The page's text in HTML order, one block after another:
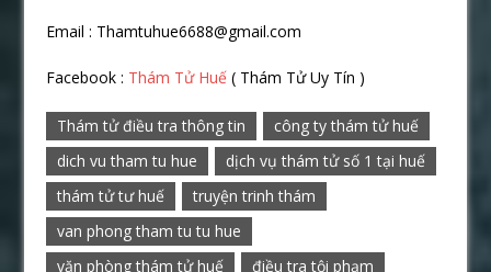
Email : Thamtuhue6688@gmail.com
Facebook : Thám Tử Huế ( Thám Tử Uy Tín )
Thám tử điều tra thông tin
công ty thám tử huế
dich vu tham tu hue
dịch vụ thám tử số 1 tại huế
thám tử tư huế
truyện trinh thám
van phong tham tu tu hue
văn phòng thám tử huế
điều tra tội phạm